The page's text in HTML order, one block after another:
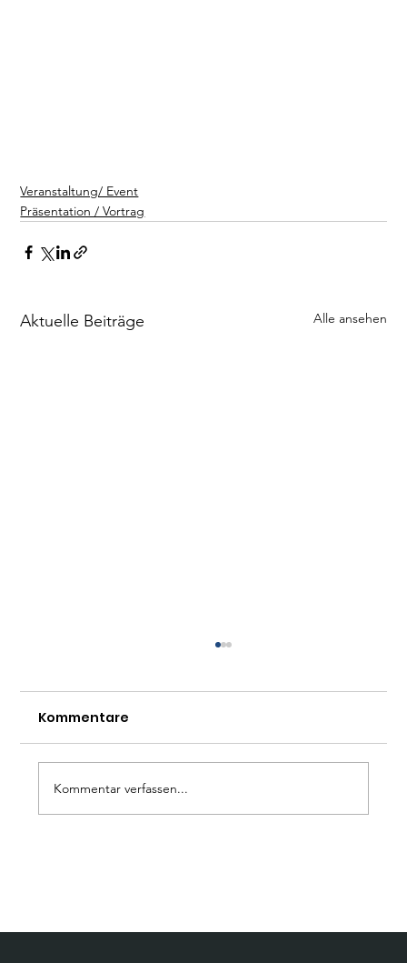
Veranstaltung/ Event
Präsentation / Vortrag
Aktuelle Beiträge Alle ansehen
Kommentare
Kommentar verfassen...